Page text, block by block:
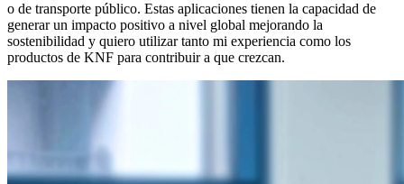
o de transporte público. Estas aplicaciones tienen la capacidad de
generar un impacto positivo a nivel global mejorando la
sostenibilidad y quiero utilizar tanto mi experiencia como los
productos de KNF para contribuir a que crezcan.